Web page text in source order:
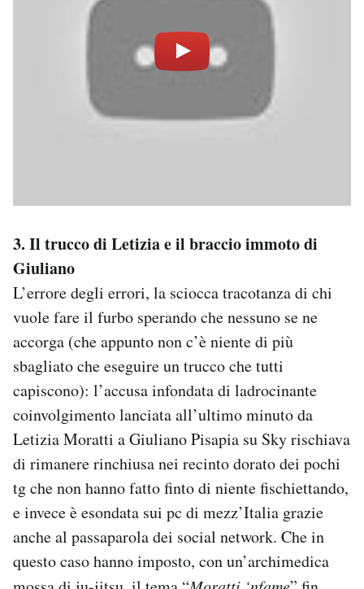
3. Il trucco di Letizia e il braccio immoto di
Giuliano
L’errore degli errori, la sciocca tracotanza di chi
vuole fare il furbo sperando che nessuno se ne
accorga (che appunto non c’è niente di più
sbagliato che eseguire un trucco che tutti
capiscono): l’accusa infondata di ladrocinante
coinvolgimento lanciata all’ultimo minuto da
Letizia Moratti a Giuliano Pisapia su Sky rischiava
di rimanere rinchiusa nei recinto dorato dei pochi
tg che non hanno fatto finto di niente fischiettando,
e invece è esondata sui pc di mezz’Italia grazie
anche al passaparola dei social network. Che in
questo caso hanno imposto, con un’archimedica